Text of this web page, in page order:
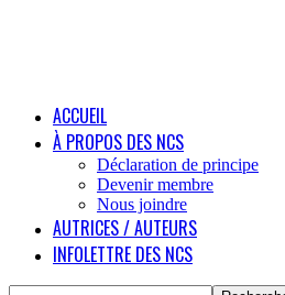
ACCUEIL
À PROPOS DES NCS
Déclaration de principe
Devenir membre
Nous joindre
AUTRICES / AUTEURS
INFOLETTRE DES NCS